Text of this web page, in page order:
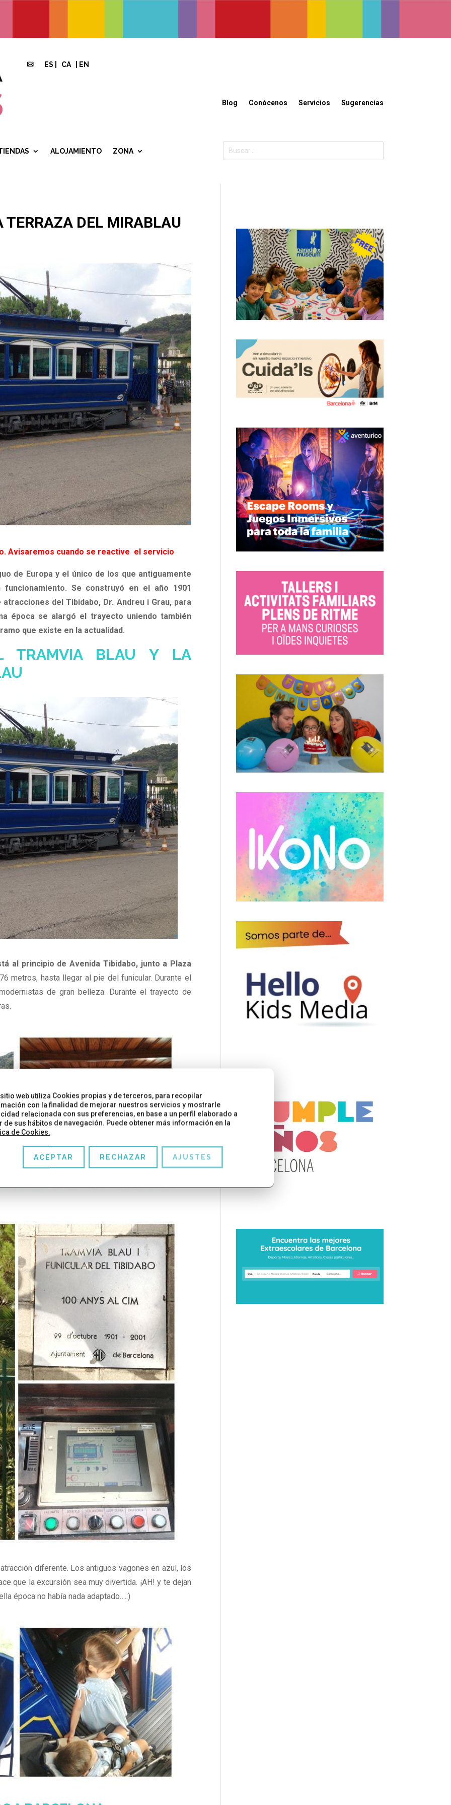
 ES CA EN
Blog Conócenos Servicios Sugerencias
ALOJAMIENTO ZONA
DEL MIRABLAU
Avisaremos cuando se reactive el servicio
de Europa y el único de los que antiguamente
Se construyó en el año 1901
del Tibidabo, Dr. Andreu i Grau, para
época se alargó el trayecto uniendo también
que existe en la actualidad.
TRAMVIA BLAU Y LA
al principio de Avenida Tibidabo, junto a Plaza
metros, hasta llegar al pie del funicular. Durante el
de gran belleza. Durante el trayecto de
diferente. Los antiguos vagones en azul, los
que la excursión sea muy divertida. ¡AH! y te dejan
época no había nada adaptado….:)
web utiliza Cookies propias y de terceros, para recopilar
con la finalidad de mejorar nuestros servicios y mostrarle
relacionada con sus preferencias, en base a un perfil elaborado a
de sus hábitos de navegación. Puede obtener más información en la
de Cookies.
ACEPTAR RECHAZAR AJUSTES